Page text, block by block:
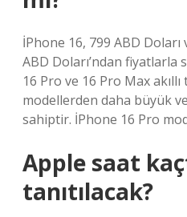
İPhone 16, 799 ABD
ABD Doları’ndan fiyatlarla
16 Pro ve 16 Pro Max
modellerden daha büyük
sahiptir. İPhone 16 Pro
Apple saat
tanıtılacak?